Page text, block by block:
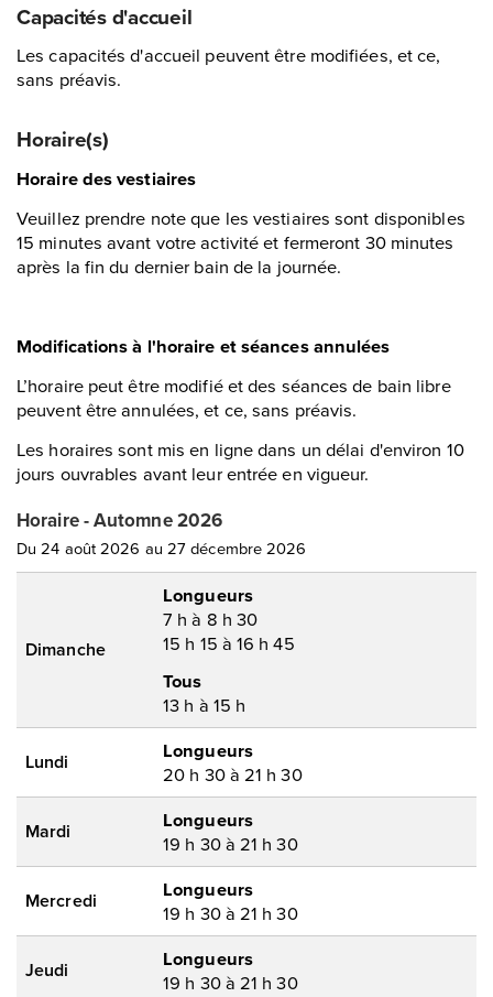
Capacités d'accueil
Les capacités d'accueil peuvent être modifiées, et ce,
sans préavis.
Horaire(s)
Horaire des vestiaires
Veuillez prendre note que les vestiaires sont disponibles
15 minutes avant votre activité et fermeront 30 minutes
après la fin du dernier bain de la journée.
Modifications à l'horaire et séances annulées
L’horaire peut être modifié et des séances de bain libre
peuvent être annulées, et ce, sans préavis.
Les horaires sont mis en ligne dans un délai d'environ 10
jours ouvrables avant leur entrée en vigueur.
Horaire - Automne 2026
Du 24 août 2026 au 27 décembre 2026
Dimanche
Longueurs
7 h à 8 h 30
15 h 15 à 16 h 45
Tous
13 h à 15 h
Lundi Longueurs
20 h 30 à 21 h 30
Mardi Longueurs
19 h 30 à 21 h 30
Mercredi Longueurs
19 h 30 à 21 h 30
Jeudi Longueurs
19 h 30 à 21 h 30